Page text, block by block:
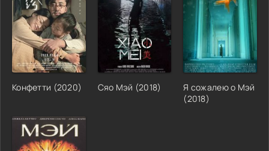
Конфетти (2020) Сяо Мэй (2018)
Я сожалею о Мэй
(2018)